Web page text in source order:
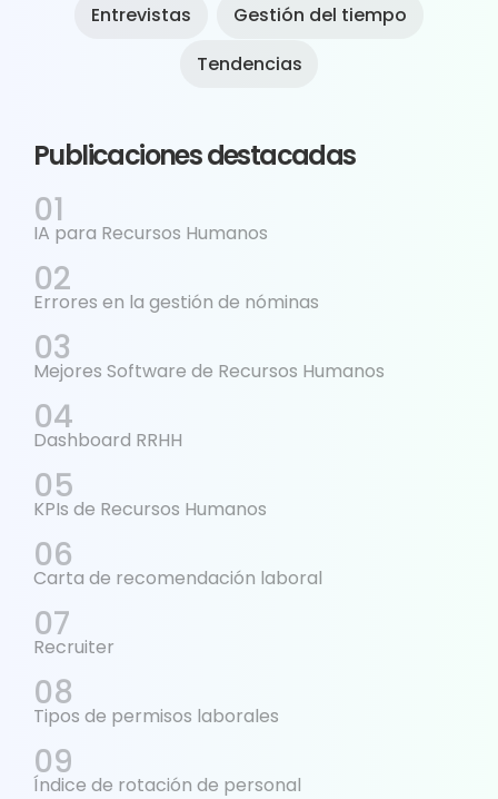
Entrevistas
Gestión del tiempo
Tendencias
Publicaciones destacadas
IA para Recursos Humanos
Errores en la gestión de nóminas
Mejores Software de Recursos Humanos
Dashboard RRHH
KPIs de Recursos Humanos
Carta de recomendación laboral
Recruiter
Tipos de permisos laborales
Índice de rotación de personal